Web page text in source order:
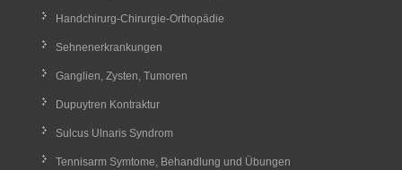
Handchirurg-Chirurgie-Orthopädie
Sehnenerkrankungen
Ganglien, Zysten, Tumoren
Dupuytren Kontraktur
Sulcus Ulnaris Syndrom
Tennisarm Symtome, Behandlung und Übungen